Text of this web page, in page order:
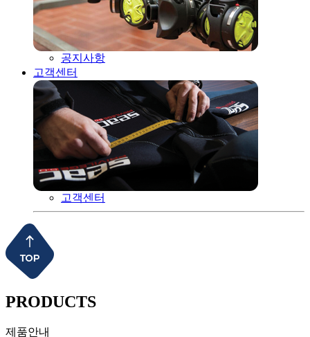
공지사항
고객센터
고객센터
PRODUCTS
제품안내